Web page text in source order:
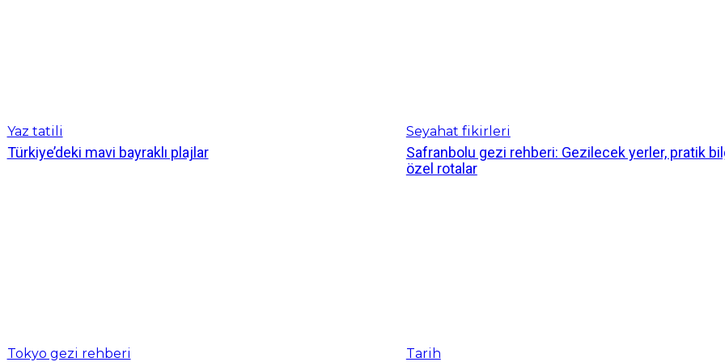
Yaz tatili
Türkiye’deki mavi bayraklı plajlar
Seyahat fikirleri
Safranbolu gezi rehberi: Gezilecek yerler, pratik
özel rotalar
Tokyo gezi rehberi Tarih